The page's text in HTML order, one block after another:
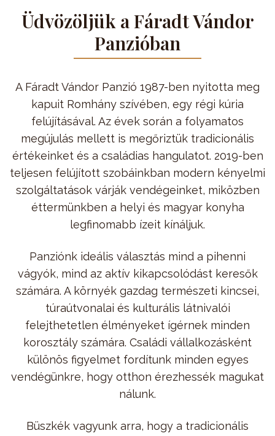
Üdvözöljük a Fáradt Vándor
Panzióban
A Fáradt Vándor Panzió 1987-ben nyitotta meg
kapuit Romhány szívében, egy régi kúria
felújításával. Az évek során a folyamatos
megújulás mellett is megőriztük tradicionális
értékeinket és a családias hangulatot. 2019-ben
teljesen felújított szobáinkban modern kényelmi
szolgáltatások várják vendégeinket, miközben
éttermünkben a helyi és magyar konyha
legfinomabb ízeit kínáljuk.
Panziónk ideális választás mind a pihenni
vágyók, mind az aktív kikapcsolódást keresők
számára. A környék gazdag természeti kincsei,
túraútvonalai és kulturális látnivalói
felejthetetlen élményeket ígérnek minden
korosztály számára. Családi vállalkozásként
különös figyelmet fordítunk minden egyes
vendégünkre, hogy otthon érezhessék magukat
nálunk.
Büszkék vagyunk arra, hogy a tradicionális